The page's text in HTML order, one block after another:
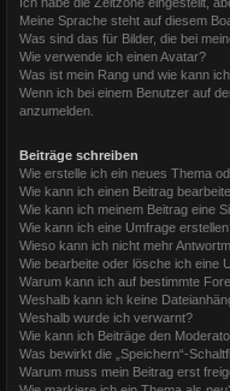
Meine Sprache steht auf diesem
Was sind das für Bilder, die bei
Wie verwende ich einen Avatar?
Was ist mein Rang und wie kann
Wenn ich bei einem Benutzer auf
anzumelden.
Beiträge schreiben
Wie erstelle ich ein neues Thema
Wie kann ich einen Beitrag
Wie kann ich meinem Beitrag eine
Wie kann ich eine Umfrage
Wieso kann ich nicht mehr
Wie bearbeite oder lösche ich eine
Warum kann ich auf bestimmte
Weshalb kann ich keine
Weshalb wurde ich verwarnt?
Wie kann ich Beiträge den
Was bewirkt die „Speichern“-
Warum muss mein Beitrag erst